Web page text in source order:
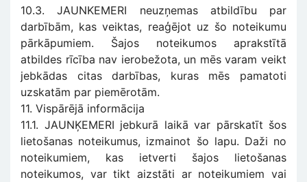
10.3. JAUNKEMERI neuzņemas atbildību par
darbībām, kas veiktas, reaģējot uz šo noteikumu
pārkāpumiem. Šajos noteikumos aprakstītā
atbildes rīcība nav ierobežota, un mēs varam veikt
jebkādas citas darbības, kuras mēs pamatoti
uzskatām par piemērotām.
11. Vispārējā informācija
11.1. JAUNĶEMERI jebkurā laikā var pārskatīt šos
lietošanas noteikumus, izmainot šo lapu. Daži no
noteikumiem, kas ietverti šajos lietošanas
noteikumos, var tikt aizstāti ar noteikumiem vai